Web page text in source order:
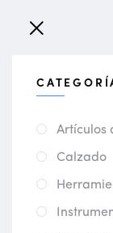
Artículos
Calzado